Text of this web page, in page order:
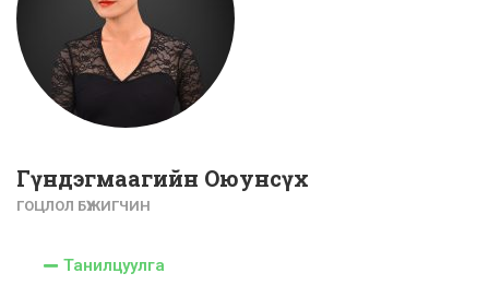
Гүндэгмаагийн Оюунсүх
ГОЦЛОЛ БҮЖИГЧИН
Танилцуулга